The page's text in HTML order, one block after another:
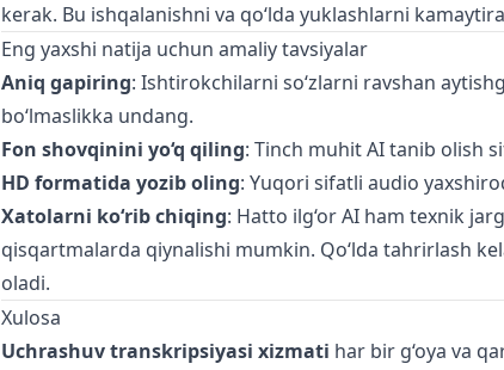
kerak. Bu ishqalanishni va qo‘lda yuklashlarni
Eng yaxshi natija uchun amaliy tavsiyalar
Aniq gapiring: Ishtirokchilarni so‘zlarni ravshan
bo‘lmaslikka undang.
Fon shovqinini yo‘q qiling: Tinch muhit AI tanib olish
HD formatida yozib oling: Yuqori sifatli audio
Xatolarni ko‘rib chiqing: Hatto ilg‘or AI ham texnik
qisqartmalarda qiynalishi mumkin. Qo‘lda tahrirlash
oladi.
Xulosa
Uchrashuv transkripsiyasi xizmati har bir g‘oya va